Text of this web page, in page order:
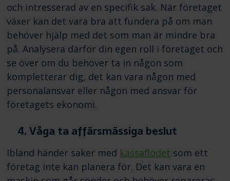
och intresserad av en specifik sak. När företaget
växer kan det vara bra att fundera på om man
behöver hjälp med det som man är mindre bra
på. Analysera därför din egen roll i företaget och
se över om du behöver ta in någon som
kompletterar dig, det kan vara någon med
personalansvar eller någon med ansvar för
företagets ekonomi.
4. Våga ta affärsmässiga beslut
Ibland händer saker med kassaflödet som ett
företag inte kan planera för. Det kan vara en